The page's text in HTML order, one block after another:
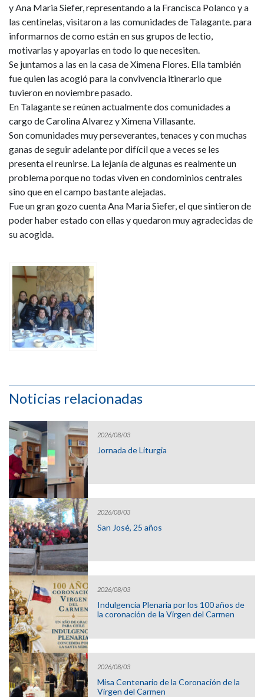
y Ana Maria Siefer, representando a la Francisca Polanco y a
las centinelas, visitaron a las comunidades de Talagante. para
informarnos de como están en sus grupos de lectio,
motivarlas y apoyarlas en todo lo que necesiten.
Se juntamos a las en la casa de Ximena Flores. Ella también
fue quien las acogió para la convivencia itinerario que
tuvieron en noviembre pasado.
En Talagante se reúnen actualmente dos comunidades a
cargo de Carolina Alvarez y Ximena Villasante.
Son comunidades muy perseverantes, tenaces y con muchas
ganas de seguir adelante por difícil que a veces se les
presenta el reunirse. La lejanía de algunas es realmente un
problema porque no todas viven en condominios centrales
sino que en el campo bastante alejadas.
Fue un gran gozo cuenta Ana Maria Siefer, el que sintieron de
poder haber estado con ellas y quedaron muy agradecidas de
su acogida.
Noticias relacionadas
2026/08/03
Jornada de Liturgia
2026/08/03
San José, 25 años
2026/08/03
Indulgencia Plenaria por los 100 años de
la coronación de la Virgen del Carmen
2026/08/03
Misa Centenario de la Coronación de la
Virgen del Carmen